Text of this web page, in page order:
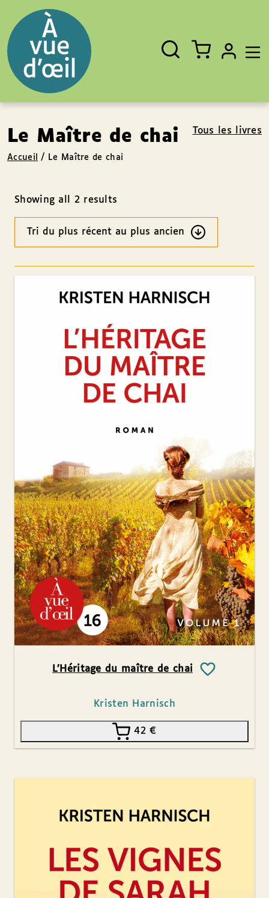
Fermer
Rechercher
un
livre,
un
auteur,
un
EAN
Le Maître de chai Tous les livres
Accueil / Le Maître de chai
Showing all 2 results
Ordre
L’Héritage du maître de chai
Kristen Harnisch
42€